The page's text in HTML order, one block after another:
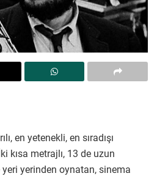
en yetenekli, en sıradışı
kısa metrajlı, 13 de uzun
yerinden oynatan, sinema